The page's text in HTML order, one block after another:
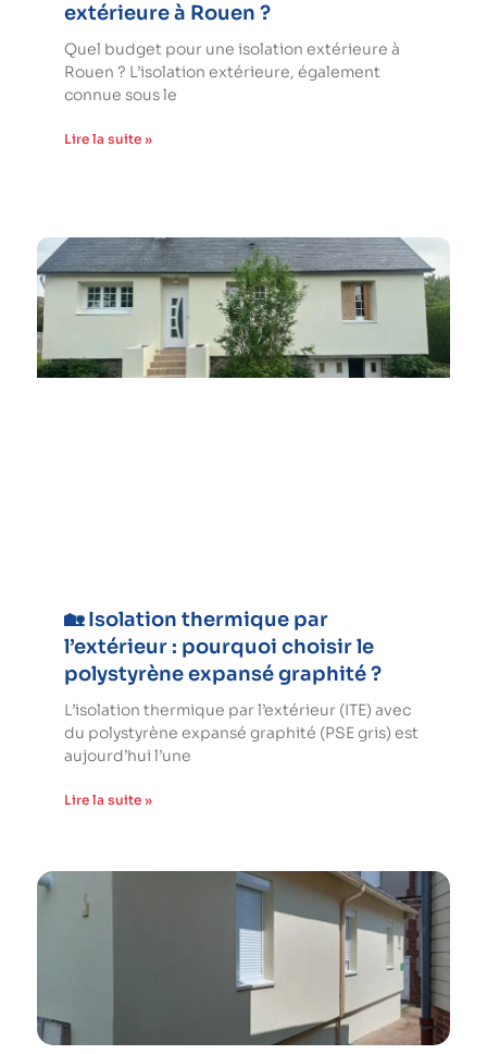
extérieure à Rouen ?
Quel budget pour une isolation extérieure à
Rouen ? L’isolation extérieure, également
connue sous le
Lire la suite »
🏡 Isolation thermique par
l’extérieur : pourquoi choisir le
polystyrène expansé graphité ?
L’isolation thermique par l’extérieur (ITE) avec
du polystyrène expansé graphité (PSE gris) est
aujourd’hui l’une
Lire la suite »